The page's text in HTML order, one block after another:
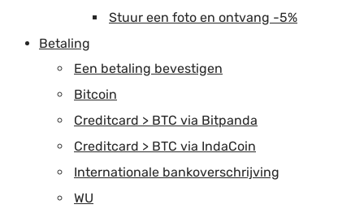
Stuur een foto en ontvang -5%
Betaling
Een betaling bevestigen
Bitcoin
Creditcard > BTC via Bitpanda
Creditcard > BTC via IndaCoin
Internationale bankoverschrijving
WU